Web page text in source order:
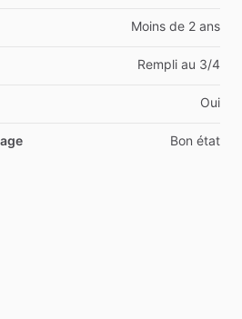
Moins de 2 ans
Rempli au 3/4
Oui
Bon état